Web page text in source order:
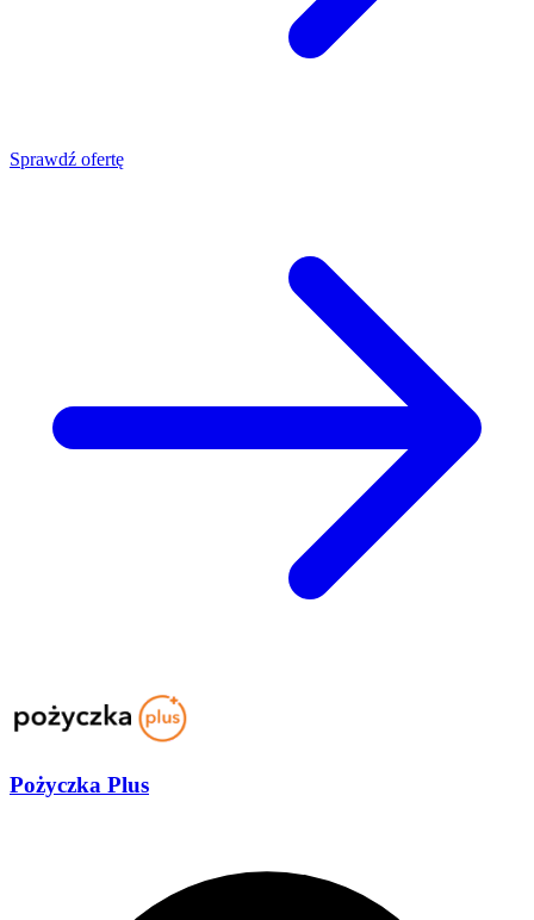
Sprawdź ofertę
Pożyczka Plus